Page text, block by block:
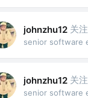
johnzhu12 关
senior software
johnzhu12 关
senior software